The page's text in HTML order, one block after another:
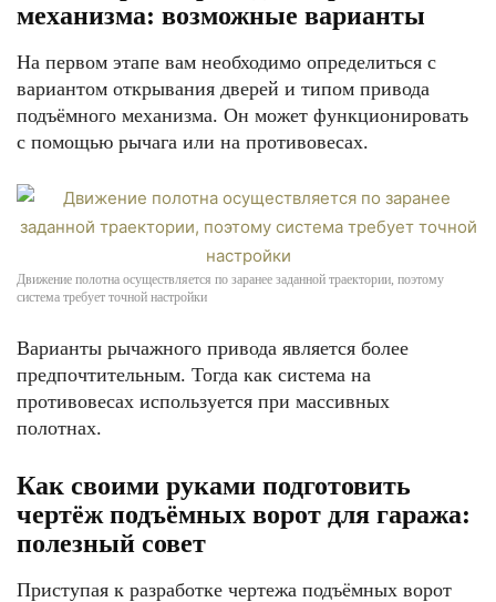
механизма: возможные варианты
На первом этапе вам необходимо определиться с
вариантом открывания дверей и типом привода
подъёмного механизма. Он может функционировать
с помощью рычага или на противовесах.
Движение полотна осуществляется по заранее заданной траектории, поэтому
система требует точной настройки
Варианты рычажного привода является более
предпочтительным. Тогда как система на
противовесах используется при массивных
полотнах.
Как своими руками подготовить
чертёж подъёмных ворот для гаража:
полезный совет
Приступая к разработке чертежа подъёмных ворот